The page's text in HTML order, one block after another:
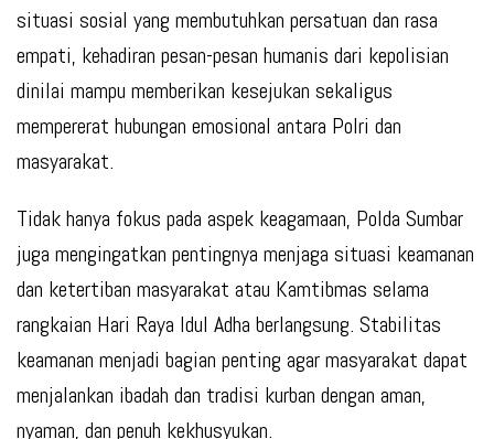
situasi sosial yang membutuhkan persatuan dan rasa
empati, kehadiran pesan-pesan humanis dari kepolisian
dinilai mampu memberikan kesejukan sekaligus
mempererat hubungan emosional antara Polri dan
masyarakat.
Tidak hanya fokus pada aspek keagamaan, Polda Sumbar
juga mengingatkan pentingnya menjaga situasi keamanan
dan ketertiban masyarakat atau Kamtibmas selama
rangkaian Hari Raya Idul Adha berlangsung. Stabilitas
keamanan menjadi bagian penting agar masyarakat dapat
menjalankan ibadah dan tradisi kurban dengan aman,
nyaman, dan penuh kekhusyukan.